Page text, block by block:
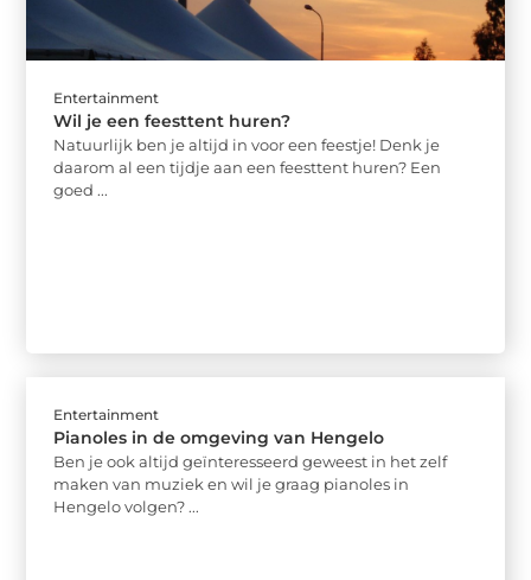
Entertainment
Wil je een feesttent huren?
Natuurlijk ben je altijd in voor een feestje! Denk je
daarom al een tijdje aan een feesttent huren? Een
goed ...
Entertainment
Pianoles in de omgeving van Hengelo
Ben je ook altijd geïnteresseerd geweest in het zelf
maken van muziek en wil je graag pianoles in
Hengelo volgen? ...